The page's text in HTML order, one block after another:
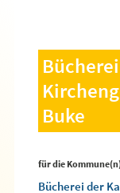
Buke
für die
Bücherei der